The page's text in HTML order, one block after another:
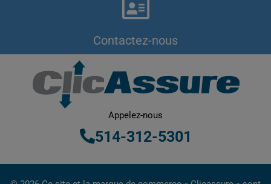
Contactez-nous
Appelez-nous
514-312-5301